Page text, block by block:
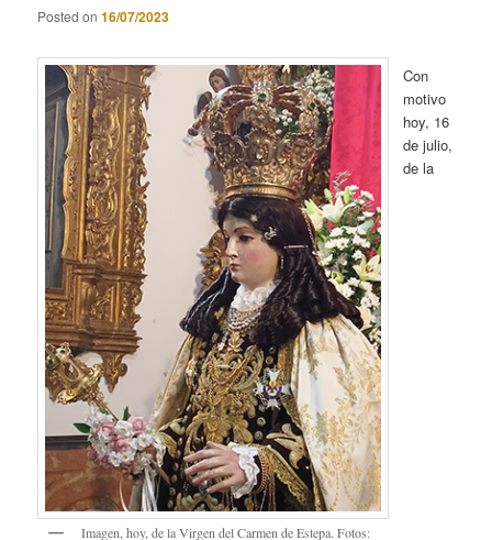
Posted on16/07/2023
Imagen, hoy, de la Virgen del Carmen de Estepa. Fotos:
Con
motivo
hoy, 16
de julio,
de la